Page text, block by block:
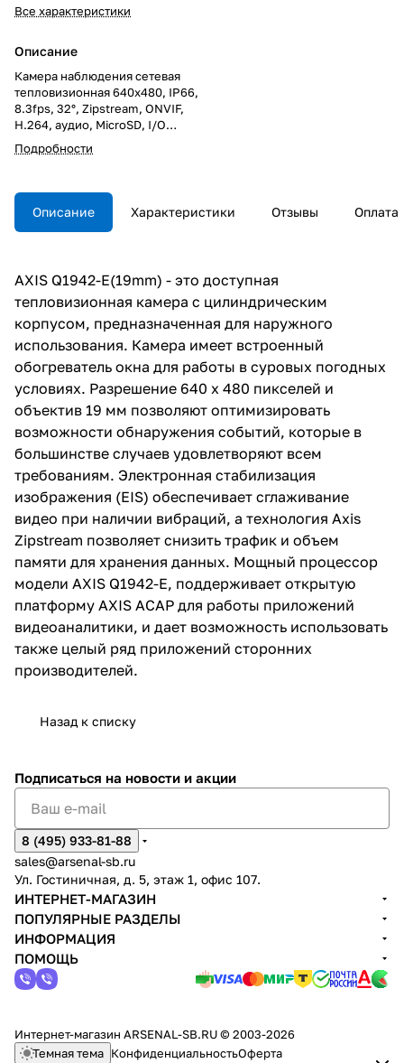
Все характеристики
Описание
Камера наблюдения сетевая
тепловизионная 640x480, IP66,
8.3fps, 32°, Zipstream, ONVIF,
H.264, аудио, MicroSD, I/O
порты, PoE.
Подробности
Описание Характеристики Отзывы Оплата
AXIS Q1942-E(19mm) - это доступная
тепловизионная камера с цилиндрическим
корпусом, предназначенная для наружного
использования. Камера имеет встроенный
обогреватель окна для работы в суровых погодных
условиях. Разрешение 640 x 480 пикселей и
объектив 19 мм позволяют оптимизировать
возможности обнаружения событий, которые в
большинстве случаев удовлетворяют всем
требованиям. Электронная стабилизация
изображения (EIS) обеспечивает сглаживание
видео при наличии вибраций, а технология Axis
Zipstream позволяет снизить трафик и объем
памяти для хранения данных. Мощный процессор
модели AXIS Q1942-E, поддерживает открытую
платформу AXIS ACAP для работы приложений
видеоаналитики, и дает возможность использовать
также целый ряд приложений сторонних
производителей.
Назад к списку
Подписаться на новости и акции
8 (495) 933-81-88
sales@arsenal-sb.ru
Ул. Гостиничная, д. 5, этаж 1, офис 107.
ИНТЕРНЕТ-МАГАЗИН
ПОПУЛЯРНЫЕ РАЗДЕЛЫ
ИНФОРМАЦИЯ
ПОМОЩЬ
Интернет-магазин ARSENAL-SB.RU © 2003-2026
Темная тема КонфиденциальностьОферта